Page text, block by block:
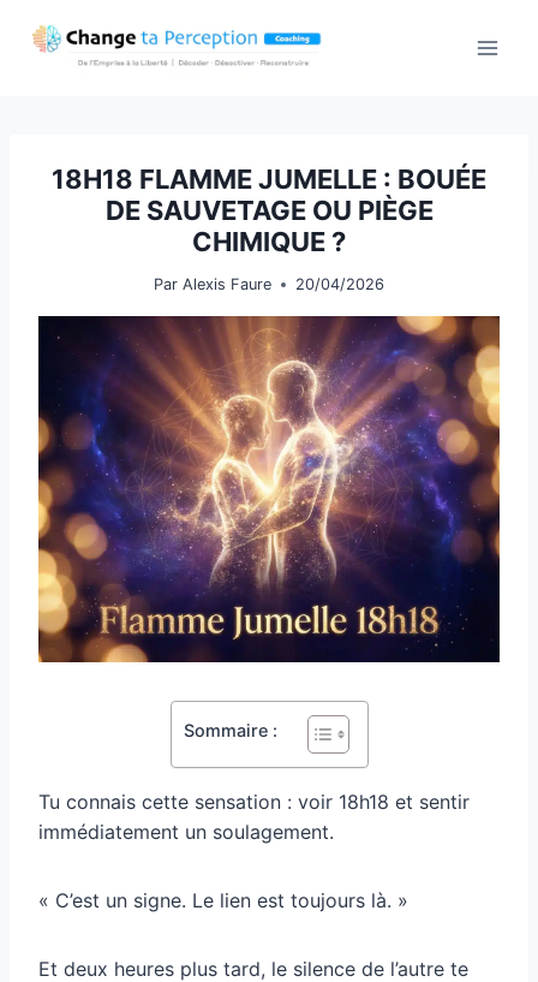
18H18 FLAMME JUMELLE : BOUÉE
DE SAUVETAGE OU PIÈGE
CHIMIQUE ?
Par Alexis Faure 20/04/2026
Sommaire :
Tu connais cette sensation : voir 18h18 et sentir
immédiatement un soulagement.
« C’est un signe. Le lien est toujours là. »
Et deux heures plus tard, le silence de l’autre te